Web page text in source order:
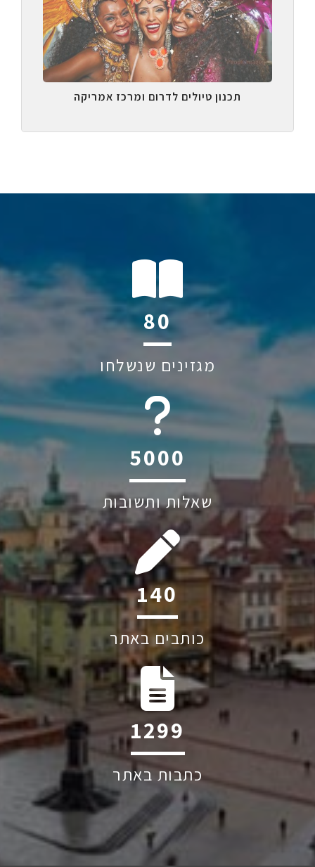
תכנון טיולים לדרום ומרכז אמריקה
119
מגזינים שנשלחו
6045
שאלות ותשובות
208
כותבים באתר
1939
כתבות באתר